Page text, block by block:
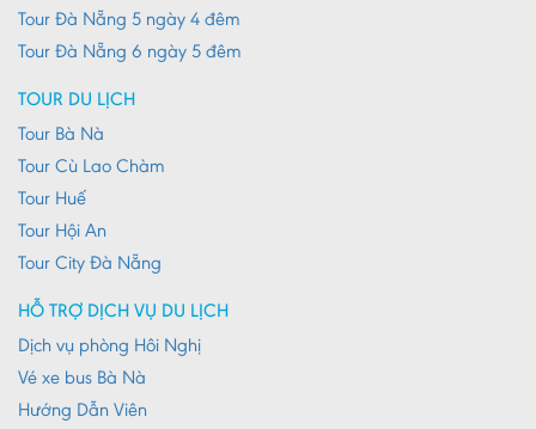
Lạng Sơn
Long An
Nam Định
Nghệ An
Ninh Bình
Ninh Thuận
Phú Yên
Quảng Bình
Quảng Nam
Tour Đà Nẵng 5 ngày 4 đêm
Tour Đà Nẵng 6 ngày 5 đêm
TOUR DU LỊCH
Tour Bà Nà
Tour Cù Lao Chàm
Tour Huế
Tour Hội An
Tour City Đà Nẵng
HỖ TRỢ DỊCH VỤ DU LỊCH
Dịch vụ phòng Hôi Nghị
Vé xe bus Bà Nà
Hướng Dẫn Viên